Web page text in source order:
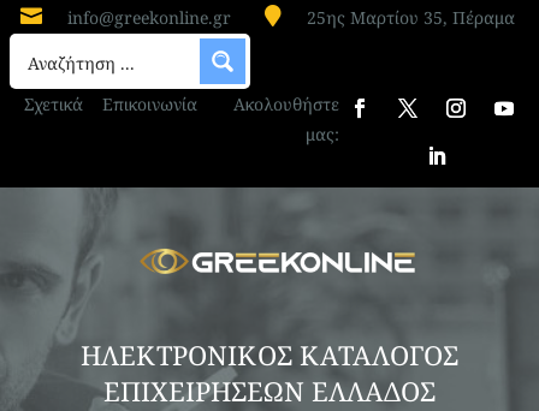
 info@greekonline.gr  25ης Μαρτίου 35, Πέραμα
Σχετικά Επικοινωνία
Ακολουθήστε
μας:
ΗΛΕΚΤΡΟΝΙΚΟΣ ΚΑΤΑΛΟΓΟΣ
ΕΠΙΧΕΙΡΗΣΕΩΝ ΕΛΛΑΔΟΣ